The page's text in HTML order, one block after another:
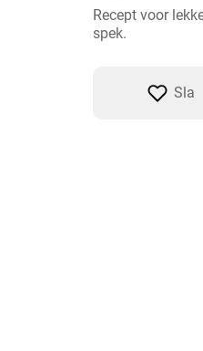
Recept voor
spek.
Sla